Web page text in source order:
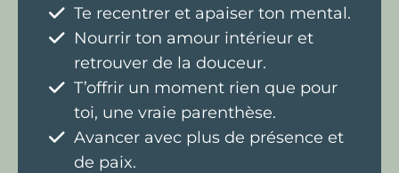
Te recentrer et apaiser ton mental.
Nourrir ton amour intérieur et
retrouver de la douceur.
T’offrir un moment rien que pour
toi, une vraie parenthèse.
Avancer avec plus de présence et
de paix.